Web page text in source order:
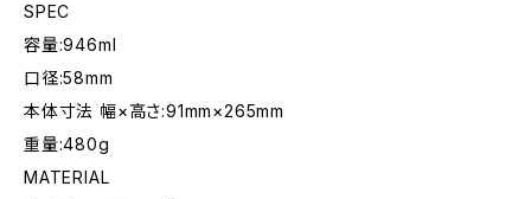
SPEC
容量:946ml
口径:58mm
本体寸法 幅×高さ:91mm×265mm
重量:480g
MATERIAL